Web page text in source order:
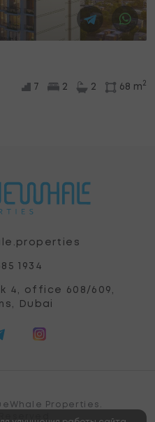
7 2 2 68 m 2
1934
4, office 608/609,
Dubai
Properties.